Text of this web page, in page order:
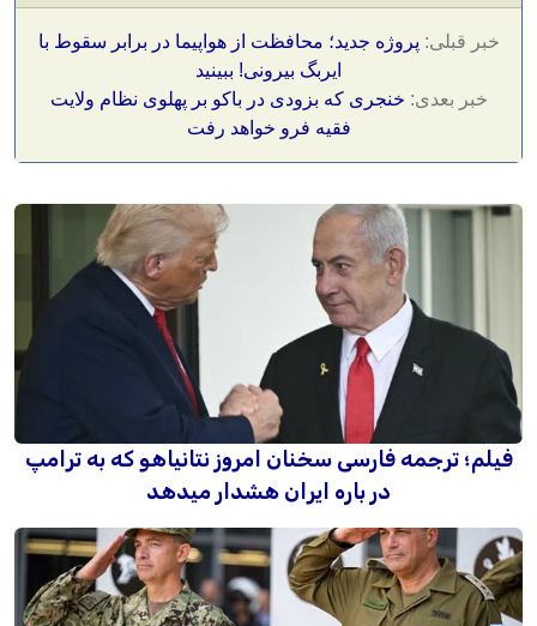
خبر قبلی: پروژه جدید؛ محافظت از هواپیما در برابر سقوط با
ایربگ بیرونی! ببینید
خبر بعدی: خنجری که بزودی در باکو بر پهلوی نظام ولایت
فقیه فرو خواهد رفت
فیلم؛ ترجمه فارسی سخنان امروز نتانیاهو که به ترامپ
در باره ایران هشدار میدهد